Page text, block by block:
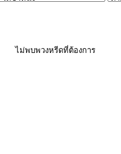
ไม่พบพวงหรีดที่ต้องการ